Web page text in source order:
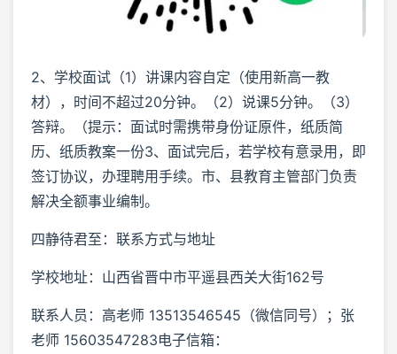
2、学校面试（1）讲课内容自定（使用新高一教
材），时间不超过20分钟。（2）说课5分钟。（3）
答辩。（提示：面试时需携带身份证原件，纸质简
历、纸质教案一份3、面试完后，若学校有意录用，即
签订协议，办理聘用手续。市、县教育主管部门负责
解决全额事业编制。
四静待君至：联系方式与地址
学校地址：山西省晋中市平遥县西关大街162号
联系人员：高老师 13513546545（微信同号）；张
老师 15603547283电子信箱：